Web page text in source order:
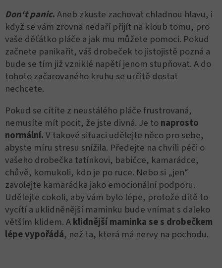
Don‘t panic.Aneb zkuste zachovat chladnou hlavu, i
když se vám zrovna nedaří přijít na kloub tomu, pro
vaše děťátko pláče a jak mu můžete pomoci. Pokud
začnete panikařit, váš drobeček to jistojistě pozná a
bude se tím již vzniklé napětí jenom stupňovat. A do
tohoto začarovaného kruhu se určitě dostat
nechcete.
Pokud se cítíte z neustálého pláče frustrovaná,
nemusíte mít pocit, že jste divná. Je tonaprosto
normální.V takové situaci udělejte něco pro sebe,
abyste míru stresu snížila. Předejte na chvíli péči o
vašeho drobečka tatínkovi, babičce, kamarádce,
chůvě, komukoli, kdo je po ruce. Nebo si „jen“
zavolejte kamarádka jako emocionální podporu.
Udělejte cokoli, aby vám bylo lépe, protože dítě to
vycítí a uklidněnější maminku bude vnímat s daleko
větším klidem. Aklidnější maminka se s drobečkem
lépe vypořádá, než ta, která má nervy na pochodu.